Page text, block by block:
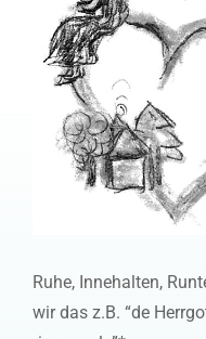
Ruhe, Innehalten,
wir das z.B. “de